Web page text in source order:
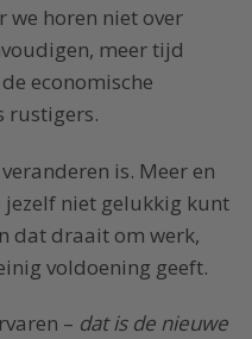
we horen niet over
meer tijd
economische
rustigers.
is. Meer en
jezelf niet gelukkig kunt
dat draait om werk,
voldoening geeft.
– dat is de nieuwe